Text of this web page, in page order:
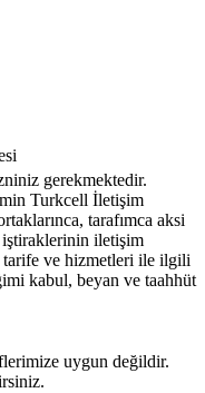
gerekmektedir.
Turkcell İletişim
tarafımca aksi
iletişim
ve hizmetleri ile ilgili
kabul, beyan ve taahhüt
uygun değildir.